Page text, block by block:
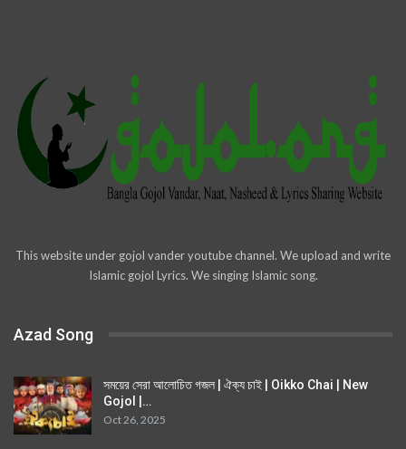
This website under gojol vander youtube channel. We upload and write
Islamic gojol Lyrics. We singing Islamic song.
Azad Song
সময়ের সেরা আলোচিত গজল | ঐক্য চাই | Oikko Chai | New
Gojol |…
Oct 26, 2025